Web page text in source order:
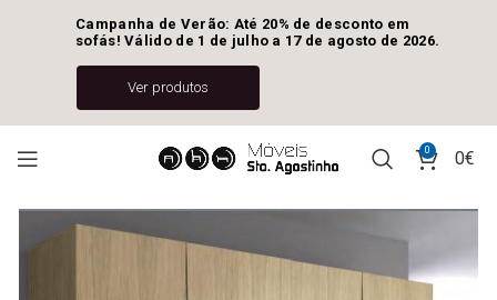
0 0€
Campanha de Verão: Até 20% de desconto em
sofás! Válido de 1 de julho a 17 de agosto de 2026.
Ver produtos